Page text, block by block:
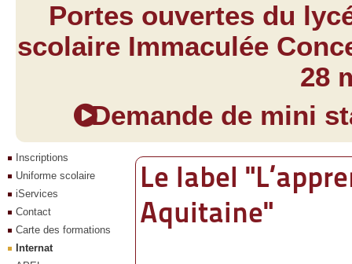
Portes ouvertes du
scolaire Immaculée
28
Demande de mini
Inscriptions
Uniforme scolaire
iServices
Contact
Carte des formations
Internat
Le label
Aquitaine"